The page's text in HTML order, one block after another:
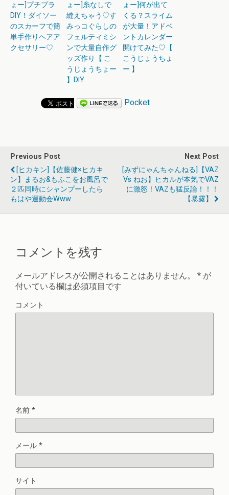
ょー]プチプラ
DIY！ダイソー
のスカーフで簡
単手作りヘアア
クセサリー♡
ょー]糸なしで
縫えちゃう♡す
みっコぐらしの
フェルティミシ
ンで大量自作グ
ッズ作り【 こ
うじょうちょー
】DIY
ょー]何が出て
くる？スライム
が大量！アドベ
ントカレンダー
開けてみた♡【
こうじょうちょ
ー 】
Pocket
Previous Post
[ヒカキン]【佐藤健×ヒカキ
ン】まるお&もふこをお風呂で
２匹同時にシャンプーしたら
もはや運動会www
Next Post
[みずにゃんちゃんねる]【VAZ
Vs ねお】ヒカルが本気でVAZ
に激怒！VAZも猛反論！！！
【暴露】
コメントを残す
メールアドレスが公開されることはありません。 * が
付いている欄は必須項目です
コメント
名前 *
メール *
サイト